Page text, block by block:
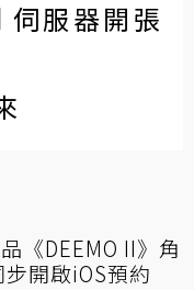
伺服器開張
《DEEMO II》角
開啟iOS預約